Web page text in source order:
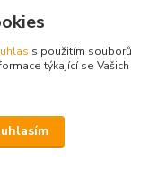
s použitím souborů
týkající se Vašich